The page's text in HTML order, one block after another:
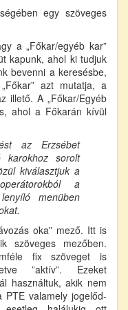
egy szöveges
a „Főkar/egyéb kar”
kapunk, ahol ki tudjuk
bevenni a keresésbe,
azt mutatja, a
illető. A „Főkar/Egyéb
ahol a Főkarán kívül
az Erzsébet
karokhoz sorolt
kiválasztjuk a
a
menüben
oka” mező. Itt is
szöveges mezőben.
fix szöveget is
”aktív”. Ezeket
használtuk, akik nem
PTE valamely jogelőd-